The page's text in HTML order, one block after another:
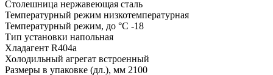
Столешница нержавеющая сталь
Температурный режим низкотемпературная
Температурный режим, до °С -18
Тип установки напольная
Хладагент R404a
Холодильный агрегат встроенный
Размеры в упаковке (дл.), мм 2100